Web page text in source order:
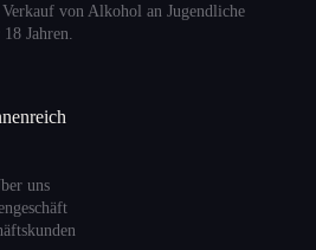
von Alkohol an Jugendliche
Jahren.
uns